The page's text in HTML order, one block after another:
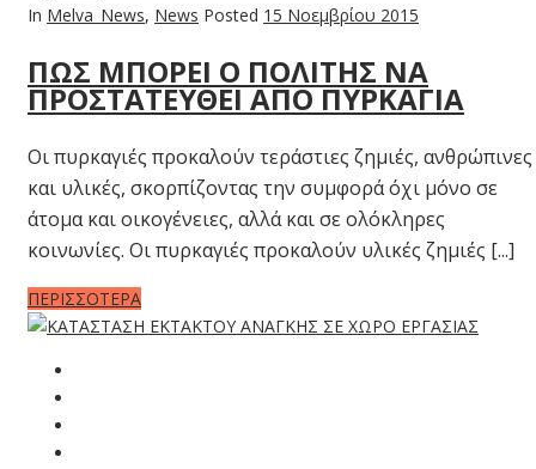
In Melva_News, News Posted 15 Νοεμβρίου 2015
ΠΩΣ ΜΠΟΡΕΙ Ο ΠΟΛΙΤΗΣ ΝΑ
ΠΡΟΣΤΑΤΕΥΘΕΙ ΑΠΟ ΠΥΡΚΑΓΙΑ
Οι πυρκαγιές προκαλούν τεράστιες ζημιές, ανθρώπινες
και υλικές, σκορπίζοντας την συμφορά όχι μόνο σε
άτομα και οικογένειες, αλλά και σε ολόκληρες
κοινωνίες. Οι πυρκαγιές προκαλούν υλικές ζημιές [...]
ΠΕΡΙΣΣΟΤΕΡΑ